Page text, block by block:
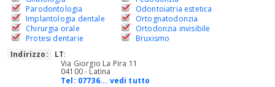
Parodontologia
Implantologia dentale
Chirurgia orale
Protesi dentarie
Odontoiatria estetica
Ortognatodonzia
Ortodonzia invisibile
Bruxismo
Indirizzo:
LT:
Via Giorgio La Pira 11
04100 - Latina
Tel: 07736... vedi tutto